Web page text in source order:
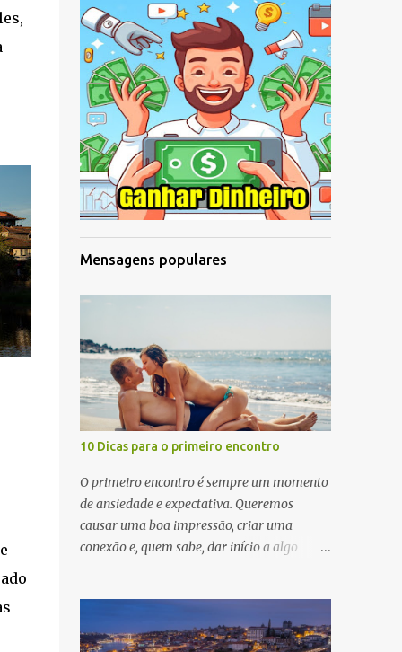
Mensagens populares
10 Dicas para o primeiro encontro
O primeiro encontro é sempre um momento
de ansiedade e expectativa. Queremos
causar uma boa impressão, criar uma
conexão e, quem sabe, dar início a algo
um sucesso. 1. Seja Você Mesmo A dica mais